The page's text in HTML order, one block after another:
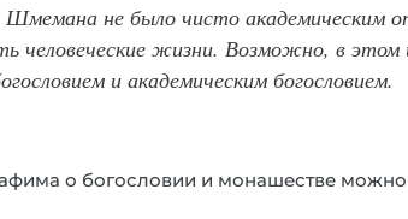
Шмемана не было чисто академическим
человеческие жизни. Возможно, в этом
и академическим богословием.
о богословии и монашестве